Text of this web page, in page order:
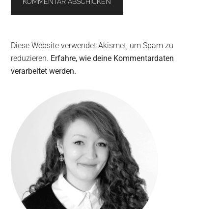
Diese Website verwendet Akismet, um Spam zu
reduzieren. Erfahre, wie deine Kommentardaten
verarbeitet werden.